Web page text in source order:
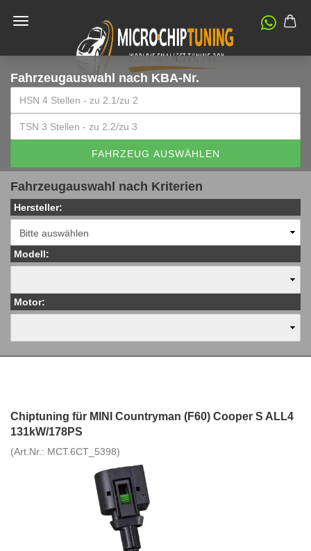
Fahrzeugauswahl nach KBA-Nr.
FAHRZEUG AUSWÄHLEN
Fahrzeugauswahl nach Kriterien
Hersteller:
Modell:
Motor:
Chiptuning für MINI Countryman (F60) Cooper S ALL4
131kW/178PS
(Art.Nr.: MCT.6CT_5398)